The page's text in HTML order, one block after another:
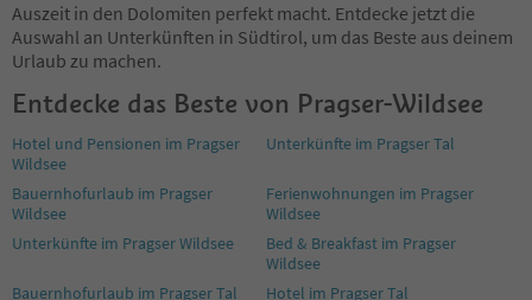
Auszeit in den Dolomiten perfekt macht. Entdecke jetzt die
Auswahl an Unterkünften in Südtirol, um das Beste aus deinem
Urlaub zu machen.
Entdecke das Beste von Pragser-Wildsee
Hotel und Pensionen im Pragser
Wildsee
Unterkünfte im Pragser Tal
Bauernhofurlaub im Pragser
Wildsee
Ferienwohnungen im Pragser
Wildsee
Unterkünfte im Pragser Wildsee
Bed & Breakfast im Pragser
Wildsee
Bauernhofurlaub im Pragser Tal
Hotel im Pragser Tal